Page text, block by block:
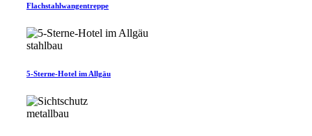
Flachstahlwangentreppe
stahlbau
5-Sterne-Hotel im Allgäu
metallbau